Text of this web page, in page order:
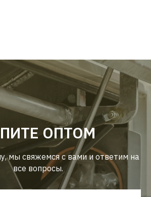
ОПТОМ
мы свяжемся с вами и ответим на
все вопросы.